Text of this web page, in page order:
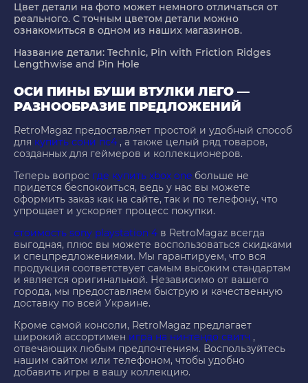
Цвет детали на фото может немного отличаться от
реального. С точным цветом детали можно
ознакомиться в одном из наших магазинов.
Название детали: Technic, Pin with Friction Ridges
Lengthwise and Pin Hole
ОСИ ПИНЫ БУШИ ВТУЛКИ ЛЕГО —
РАЗНООБРАЗИЕ ПРЕДЛОЖЕНИЙ
RetroMagaz предоставляет простой и удобный способ
для купить сони пс4 , а также целый ряд товаров,
созданных для геймеров и коллекционеров.
Теперь вопрос где купить xbox one больше не
придется беспокоиться, ведь у нас вы можете
оформить заказ как на сайте, так и по телефону, что
упрощает и ускоряет процесс покупки.
стоимость sony playstation 4 в RetroMagaz всегда
выгодная, плюс вы можете воспользоваться скидками
и спецпредложениями. Мы гарантируем, что вся
продукция соответствует самым высоким стандартам
и является оригинальной. Независимо от вашего
города, мы предоставляем быструю и качественную
доставку по всей Украине.
Кроме самой консоли, RetroMagaz предлагает
широкий ассортимен игра на нинтендо свитч ,
отвечающих любым предпочтениям. Воспользуйтесь
нашим сайтом или телефоном, чтобы удобно
добавить игры в вашу коллекцию.